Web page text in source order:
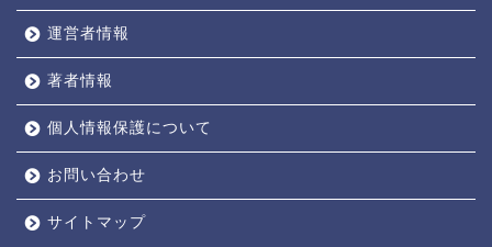
運営者情報
著者情報
個人情報保護について
お問い合わせ
サイトマップ